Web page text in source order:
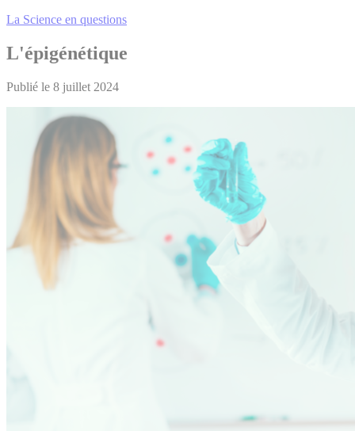
La Science en questions
L'épigénétique
Publié le 8 juillet 2024